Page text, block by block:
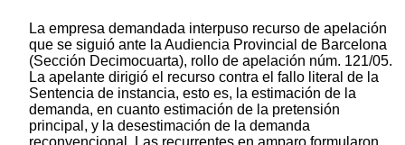
La empresa demandada interpuso recurso de apelación
que se siguió ante la Audiencia Provincial de Barcelona
(Sección Decimocuarta), rollo de apelación núm. 121/05.
La apelante dirigió el recurso contra el fallo literal de la
Sentencia de instancia, esto es, la estimación de la
demanda, en cuanto estimación de la pretensión
principal, y la desestimación de la demanda